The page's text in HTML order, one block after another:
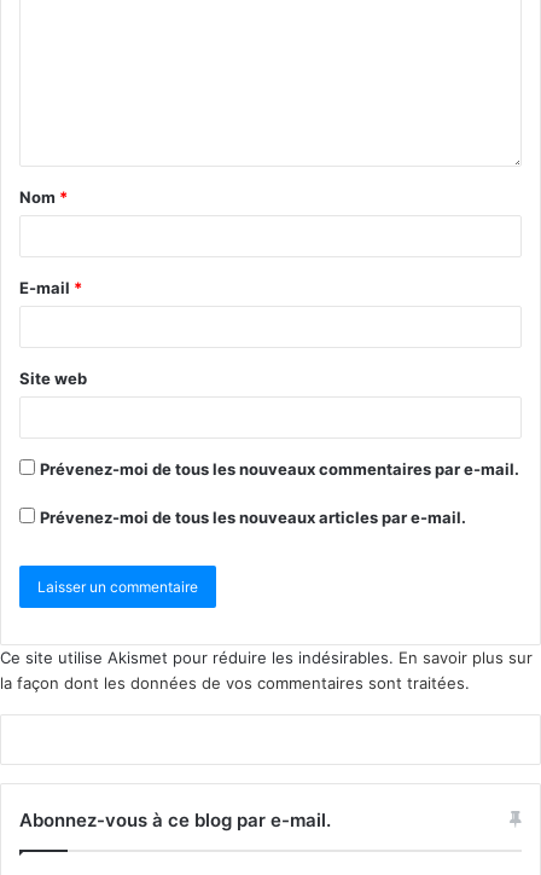
Nom *
E-mail *
Site web
Prévenez-moi de tous les nouveaux commentaires par e-mail.
Prévenez-moi de tous les nouveaux articles par e-mail.
Ce site utilise Akismet pour réduire les indésirables. En savoir plus sur
la façon dont les données de vos commentaires sont traitées.
Abonnez-vous à ce blog par e-mail.